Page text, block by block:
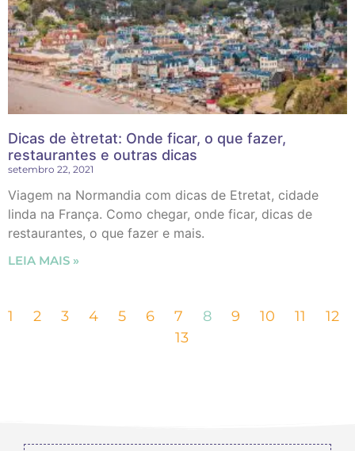
Dicas de ètretat: Onde ficar, o que fazer,
restaurantes e outras dicas
setembro 22, 2021
Viagem na Normandia com dicas de Etretat, cidade
linda na França. Como chegar, onde ficar, dicas de
restaurantes, o que fazer e mais.
LEIA MAIS »
1 2 3 4 5 6 7 8 9 10 11
12
13